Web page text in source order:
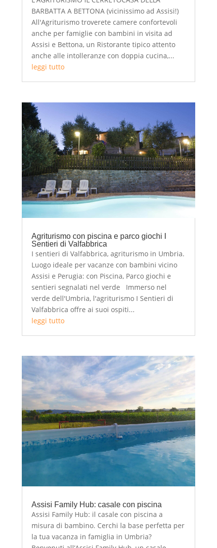
BARBATTA A BETTONA (vicinissimo ad Assisi!)
All'Agriturismo troverete camere confortevoli
anche per famiglie con bambini in visita ad
Assisi e Bettona, un Ristorante tipico attento
anche alle intolleranze con doppia cucina,...
leggi tutto
Agriturismo con piscina e parco giochi I
Sentieri di Valfabbrica
I sentieri di Valfabbrica, agriturismo in Umbria.
Luogo ideale per vacanze con bambini vicino
Assisi e Perugia: con Piscina, Parco giochi e
sentieri segnalati nel verde Immerso nel
verde dell'Umbria, l'agriturismo I Sentieri di
Valfabbrica offre ai suoi ospiti...
leggi tutto
Assisi Family Hub: casale con piscina
Assisi Family Hub: il casale con piscina a
misura di bambino. Cerchi la base perfetta per
la tua vacanza in famiglia in Umbria?